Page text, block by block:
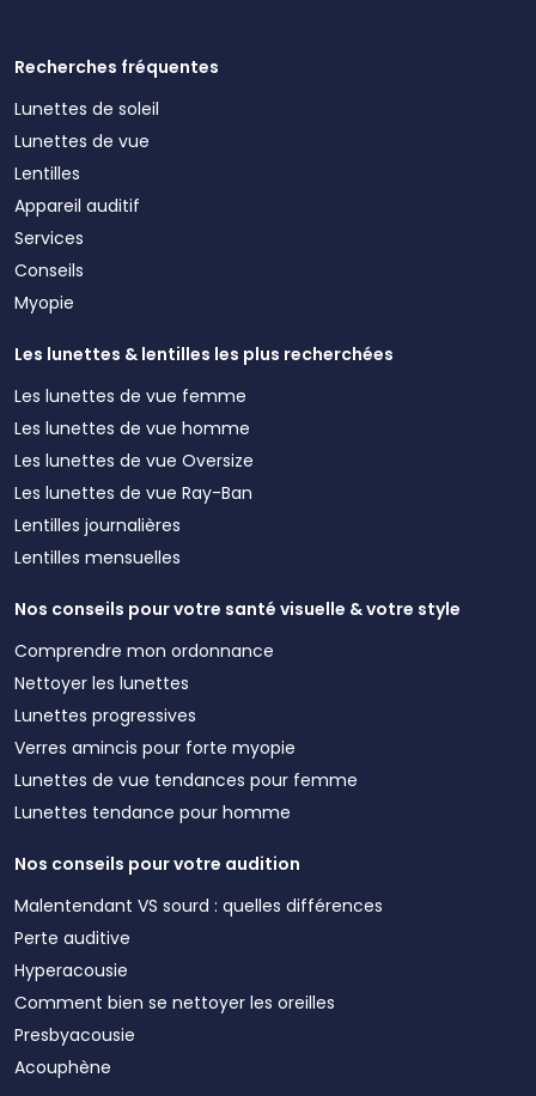
Recherches fréquentes
Lunettes de soleil
Lunettes de vue
Lentilles
Appareil auditif
Services
Conseils
Myopie
Les lunettes & lentilles les plus recherchées
Les lunettes de vue femme
Les lunettes de vue homme
Les lunettes de vue Oversize
Les lunettes de vue Ray-Ban
Lentilles journalières
Lentilles mensuelles
Nos conseils pour votre santé visuelle & votre style
Comprendre mon ordonnance
Nettoyer les lunettes
Lunettes progressives
Verres amincis pour forte myopie
Lunettes de vue tendances pour femme
Lunettes tendance pour homme
Nos conseils pour votre audition
Malentendant VS sourd : quelles différences
Perte auditive
Hyperacousie
Comment bien se nettoyer les oreilles
Presbyacousie
Acouphène